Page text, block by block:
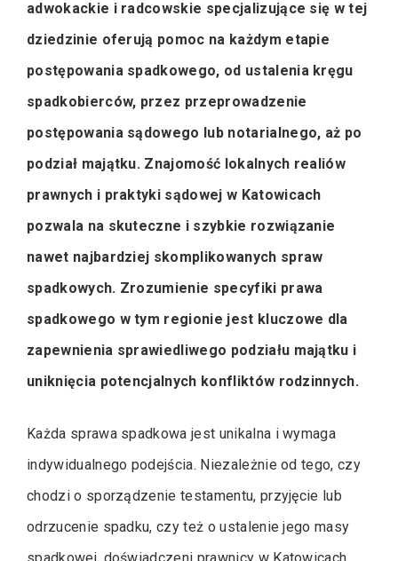
adwokackie i radcowskie specjalizujące się w tej
dziedzinie oferują pomoc na każdym etapie
postępowania spadkowego, od ustalenia kręgu
spadkobierców, przez przeprowadzenie
postępowania sądowego lub notarialnego, aż po
podział majątku. Znajomość lokalnych realiów
prawnych i praktyki sądowej w Katowicach
pozwala na skuteczne i szybkie rozwiązanie
nawet najbardziej skomplikowanych spraw
spadkowych. Zrozumienie specyfiki prawa
spadkowego w tym regionie jest kluczowe dla
zapewnienia sprawiedliwego podziału majątku i
uniknięcia potencjalnych konfliktów rodzinnych.
Każda sprawa spadkowa jest unikalna i wymaga
indywidualnego podejścia. Niezależnie od tego, czy
chodzi o sporządzenie testamentu, przyjęcie lub
odrzucenie spadku, czy też o ustalenie jego masy